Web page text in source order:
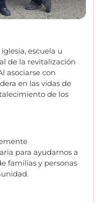
escuela u
de la revitalización
asociarse con
en las vidas de
de los
para ayudarnos a
familias y personas